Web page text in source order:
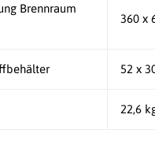
Brennraum
360 x
52 x
22,6